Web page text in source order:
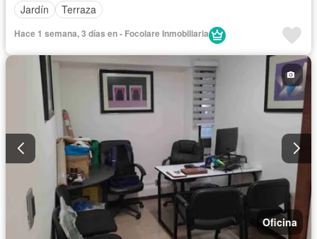
Jardín
Terraza
Hace 1 semana, 3 días en - Focolare Inmobiliaria
Oficina